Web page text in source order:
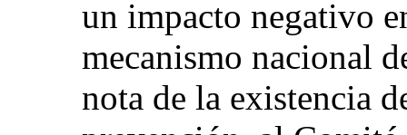
un impacto negativo
mecanismo nacional
nota de la existencia